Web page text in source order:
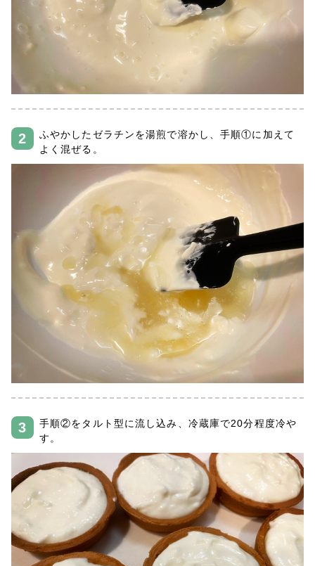
ふやかしたゼラチンを湯煎で溶かし、手順①に加えて
よく混ぜる。
手順②をタルト型に流し込み、冷蔵庫で20分程度冷や
す。